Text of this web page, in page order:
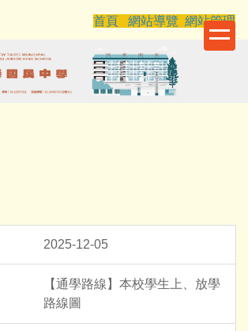
首頁 網站導覽 網站管理
2025-12-05
【通學路線】本校學生上、放學
路線圖